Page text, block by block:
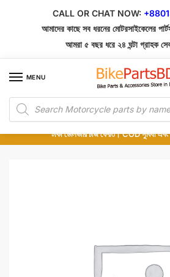
CALL OR CHAT NOW:
আমাদের কাছে সব ধরনের মোটরসাইকেলের
আমরা ৫ বছর ধরে ২৪ ঘন্টা গ্রাহক
MENU
Products
search
১০০% অরিজিনাল পার্টস – শোরুম থেকে সরাসরি সংগ্রহ এবং
অর্ডার করার পর পার্টের ছবি দেখুন। পছন্দ হলে Cash on
টাকা ডেলিভারি চার্জ ফেরত। COD সুবিধা এবং